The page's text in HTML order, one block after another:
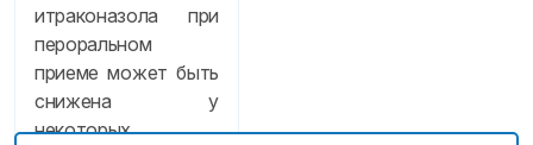
итраконазола при
пероральном
приеме может быть
снижена у
некоторых